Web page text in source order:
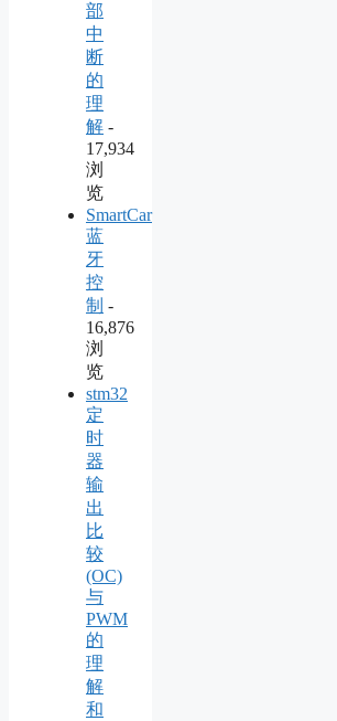
部
中
断
的
理
解 -
17,934
浏
览
SmartCar
蓝
牙
控
制 -
16,876
浏
览
stm32
定
时
器
输
出
比
较
(OC)
与
PWM
的
理
解
和